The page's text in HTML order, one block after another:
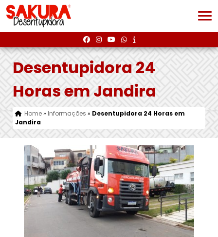
Desentupidora 24
Horas em Jandira
Home» Informações » Desentupidora 24 Horas em
Jandira